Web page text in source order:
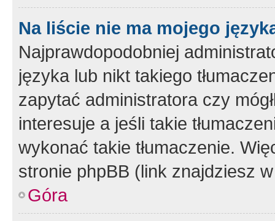
Na liście nie ma mojego
Najprawdopodobniej
języka lub nikt takiego
zapytać administratora czy
interesuje a jeśli takie
wykonać takie tłumaczenie.
stronie phpBB (link znajdziesz
Góra